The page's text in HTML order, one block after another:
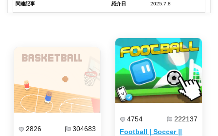
関連記事 紹介日 2025.7.8
2826 304683
4754 222137
Football | Soccer ||